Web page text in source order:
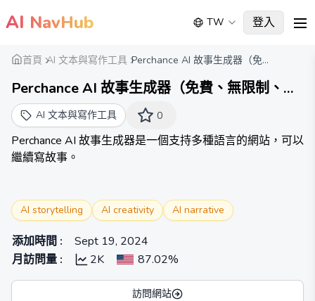
AI NavHub TW 登入
首頁 AI 文本與寫作工具 Perchance AI 故事生成器（免...
Perchance AI 故事生成器（免費、無限制、無
需註冊）
AI 文本與寫作工具 0
Perchance AI 故事生成器是一個支持多種語言的網站，可以
繼續寫故事。
AI storytelling AI creativity AI narrative
添加時間 :
Sept 19, 2024
月訪問量 : 2K 87.02%
訪問網站